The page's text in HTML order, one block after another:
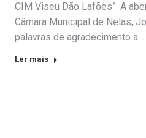
CIM Viseu Dão Lafões”. A
Câmara Municipal de Nelas,
palavras de agradecimento a…
Ler mais